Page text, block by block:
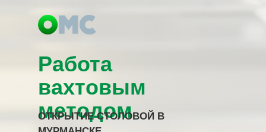
Работа
вахтовым
методом
ОТКРЫТИЕ СТОЛОВОЙ В